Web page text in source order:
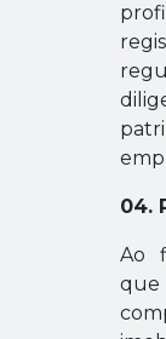
04.
Ao
que